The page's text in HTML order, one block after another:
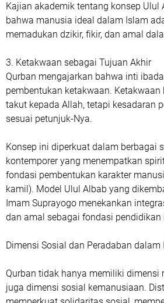
Kajian akademik tentang konsep Ulul
bahwa manusia ideal dalam Islam
memadukan dzikir, fikir, dan amal
3. Ketakwaan sebagai Tujuan Akhir
Qurban mengajarkan bahwa inti
pembentukan ketakwaan. Ketakwaan
takut kepada Allah, tetapi kesadaran
sesuai petunjuk-Nya.
Konsep ini diperkuat dalam berbagai
kontemporer yang menempatkan
fondasi pembentukan karakter
kamil). Model Ulul Albab yang
Imam Suprayogo menekankan
dan amal sebagai fondasi pendidikan
Dimensi Sosial dan Peradaban dalam
Qurban tidak hanya memiliki dimensi
juga dimensi sosial kemanusiaan.